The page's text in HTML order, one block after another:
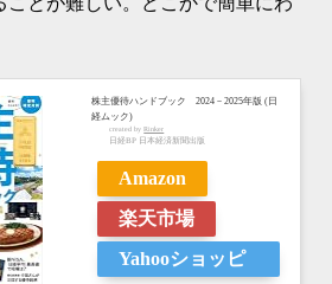
株主優待ハンドブック 2024－2025年版 (日
経ムック)
created by Rinker
日経BP 日本経済新聞出版
Amazon
楽天市場
Yahooショッピ